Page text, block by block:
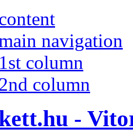
navigation
column
column
-